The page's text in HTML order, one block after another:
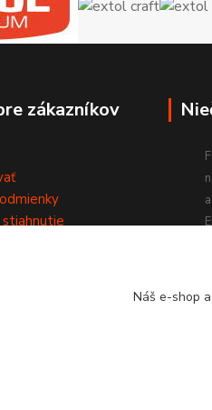
zákazníkov
Náš e-shop